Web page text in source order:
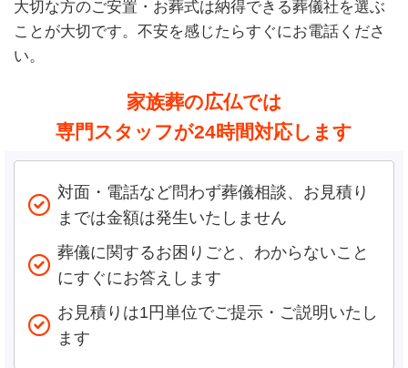
大切な方のご安置・お葬式は納得できる葬儀社を選ぶ
ことが大切です。不安を感じたらすぐにお電話くださ
い。
家族葬の広仏では
専門スタッフが24時間対応します
対面・電話など問わず葬儀相談、お見積り
までは金額は発生いたしません
葬儀に関するお困りごと、わからないこと
にすぐにお答えします
お見積りは1円単位でご提示・ご説明いたし
ます